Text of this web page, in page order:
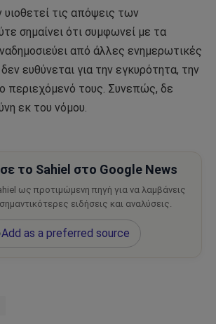
υιοθετεί τις απόψεις των
σημαίνει ότι συμφωνεί με τα
από άλλες ενημερωτικές
ευθύνεται για την εγκυρότητα, την
περιεχόμενό τους. Συνεπώς, δε
εκ του νόμου.
το Sahiel στο Google News
ως προτιμώμενη πηγή για να λαμβάνεις
ειδήσεις και αναλύσεις.
Add as a preferred source